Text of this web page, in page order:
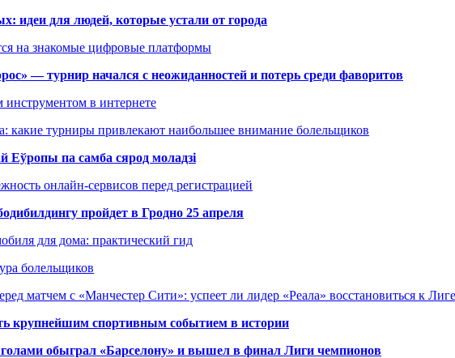
идеи для людей, которые устали от города
на знакомые цифровые платформы
— турнир начался с неожиданностей и потерь среди фаворитов
инструментом в интернете
какие турниры привлекают наибольшее внимание болельщиков
Еўропы па самба сярод моладзі
онлайн-сервисов перед регистрацией
пройдет в Гродно 25 апреля
для дома: практический гид
болельщиков
матчем с «Манчестер Сити»: успеет ли лидер «Реала» восстановиться к
крупнейшим спортивным событием в истории
обыграл «Барселону» и вышел в финал Лиги чемпионов